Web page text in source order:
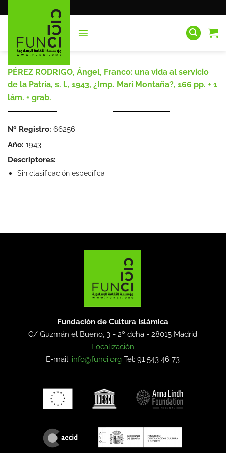
al
PÉREZ RODRIGO, Ángel, Franco: una vida al servicio
de la Patria, s. l., 1943, ¿Imp. Mari Montaña?, 166 pp. + 1
lám. + grab.
Nº Registro: 66256
Año: 1943
Descriptores:
Sin clasificación específica
Fundación de Cultura Islámica
C/ Guzmán el Bueno, 3 - 2º dcha -28015 Madrid
Localización
E-mail: info@funci.org Tel: 91 543 46 73